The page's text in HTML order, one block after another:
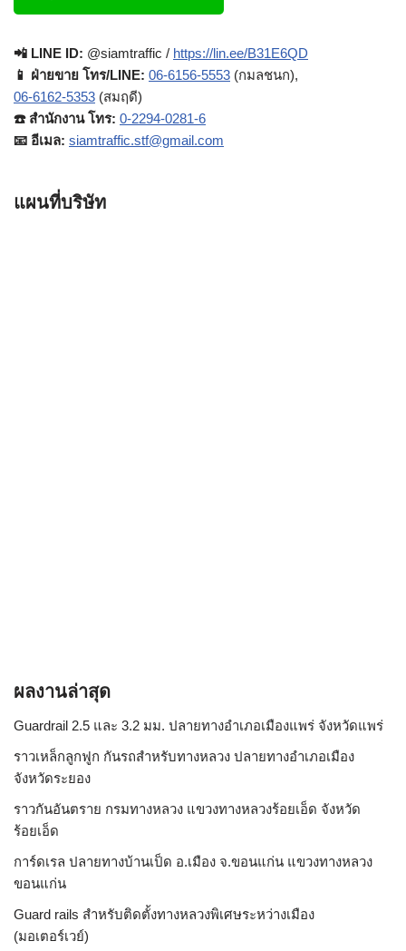
📲 LINE ID: @siamtraffic / https://lin.ee/B31E6QD
📱 ฝ่ายขาย โทร/LINE: 06-6156-5553 (กมลชนก),
06-6162-5353 (สมฤดี)
☎️ สำนักงาน โทร: 0-2294-0281-6
📧 อีเมล: siamtraffic.stf@gmail.com
แผนที่บริษัท
ผลงานล่าสุด
Guardrail 2.5 และ 3.2 มม. ปลายทางอำเภอเมืองแพร่ จังหวัดแพร่
ราวเหล็กลูกฟูก กันรถสําหรับทางหลวง ปลายทางอำเภอเมือง
จังหวัดระยอง
ราวกันอันตราย กรมทางหลวง แขวงทางหลวงร้อยเอ็ด จังหวัด
ร้อยเอ็ด
การ์ดเรล ปลายทางบ้านเป็ด อ.เมือง จ.ขอนแก่น แขวงทางหลวง
ขอนแก่น
Guard rails สำหรับติดตั้งทางหลวงพิเศษระหว่างเมือง
(มอเตอร์เวย์)